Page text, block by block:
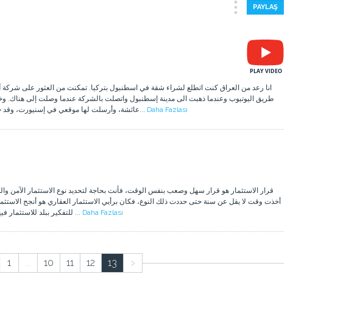
PAYLAŞ
انا رعد من العراق كنت اتطلع لشراء شقة في اسطنبول بتركيا. تمكنت من العثور على
طريق اليوتيوب وعندما ذهبت الى مدينة إسطنبول واتصلت بالشركة عندما وصلت إلى
عائشة، وأرسلت لها موقعي في إسنيورت، وقد جاءت لأخذي في ال... Daha Fazlası
قرار الاستثمار هو قرار سهل وصعب بنفس الوقت، فأنت بحاجة لتحديد نوع الاستثمار الآمن
أخذت وقت لا يقل عن سنة حتى حددت ذلك النوع، فكان برأيي الاستثمار العقاري هو أنجح
Daha Fazlası
1 ... 10 11 12 13 >